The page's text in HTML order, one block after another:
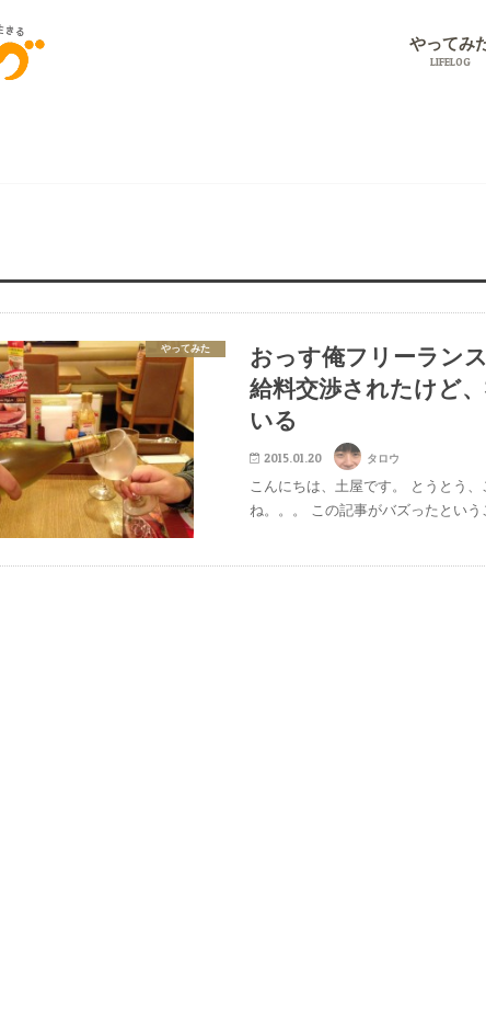
やってみ
LIFELOG
やってみた
おっす俺フリーラン
給料交渉されたけど
いる
2015.01.20 タロウ
こんにちは、土屋です。 とうとう
ね。。。 この記事がバズったとい